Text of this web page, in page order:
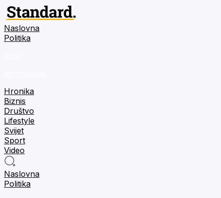
Naslovna
Politika
Hronika
Biznis
Društvo
Lifestyle
Svijet
Sport
Video
Naslovna
Politika